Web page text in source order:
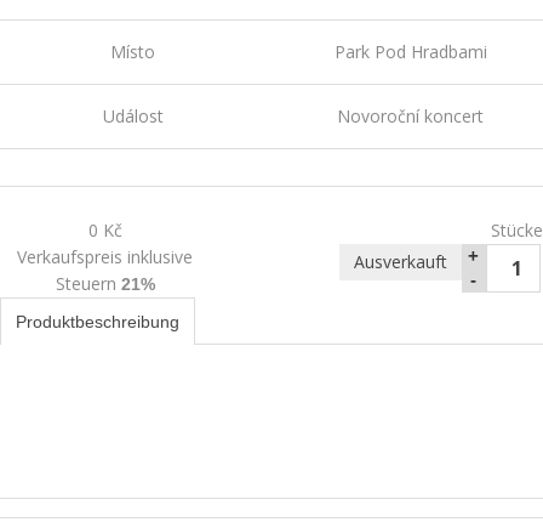
Místo Park Pod Hradbami
Událost Novoroční koncert
0 Kč
Verkaufspreis inklusive
Steuern 21%
Stücke
+
-
Ausverkauft
Produktbeschreibung